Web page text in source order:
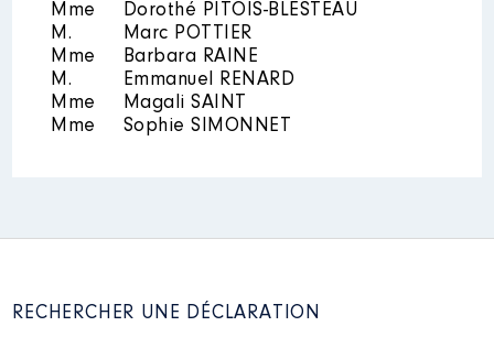
Mme
Dorothé PITOIS-BLESTEAU
M.
Marc POTTIER
Mme
Barbara RAINE
M.
Emmanuel RENARD
Mme
Magali SAINT
Mme
Sophie SIMONNET
RECHERCHER UNE DÉCLARATION